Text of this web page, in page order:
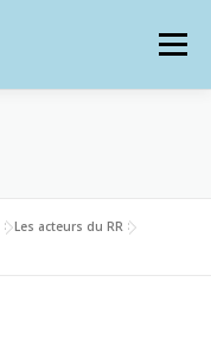
Menu
>Les acteurs du RR >